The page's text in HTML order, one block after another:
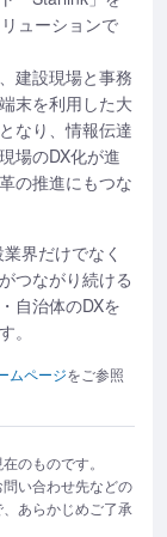
ューションで
建設現場と事務
末を利用した大
なり、情報伝達
場のDX化が進
の推進にもつな
界だけでなく
つながり続ける
自治体のDXを
。
ムページをご参照
のものです。
い合わせ先などの
あらかじめご了承